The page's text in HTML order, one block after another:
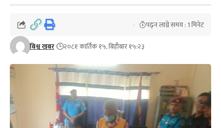
बिश्व खबर २०८१ कार्तिक १५, बिहीबार १५:२३
पढ्न लाग्ने समय : 1 मिनेट